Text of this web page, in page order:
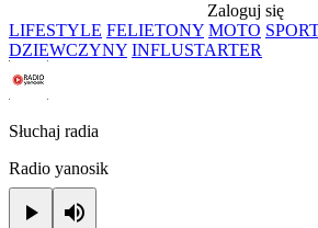
Zaloguj się
LIFESTYLE FELIETONY MOTO
DZIEWCZYNY INFLUSTARTER
Słuchaj radia
Radio yanosik
Play